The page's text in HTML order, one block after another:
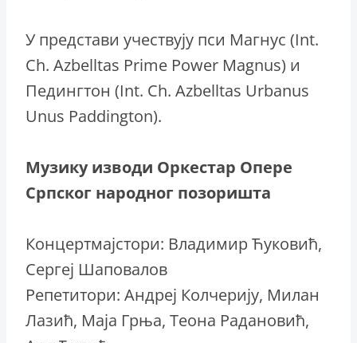
У представи учествују пси Магнус (Int.
Ch. Azbelltas Prime Power Magnus) и
Педингтон (Int. Ch. Azbelltas Urbanus
Unus Paddington).
Музику изводи Оркестар Опере
Српског народног позоришта
Концертмајстори: Владимир Ћуковић,
Сергеј Шаповалов
Репетитори: Андреј Колчерију, Милан
Лазић, Маја Грња, Теона Радановић,